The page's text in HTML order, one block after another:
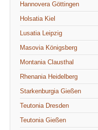
Hannovera Göttingen
Holsatia Kiel
Lusatia Leipzig
Masovia Königsberg
Montania Clausthal
Rhenania Heidelberg
Starkenburgia Gießen
Teutonia Dresden
Teutonia Gießen